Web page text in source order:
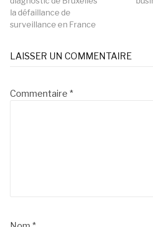
la
suite
la défaillance de
surveillance en France
LAISSER UN COMMENTAIRE
Commentaire *